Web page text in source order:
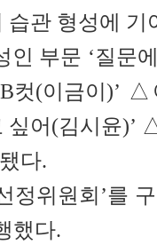
습관 형성에
인 부문 ‘질문
컷(이금이)’
어(김시윤)’
다.
정위원회’를
했다.